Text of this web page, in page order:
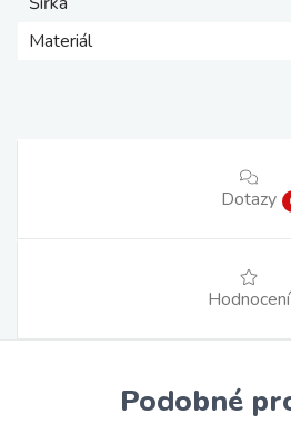
Materiál
Dotazy
Hodnocení
Podobné